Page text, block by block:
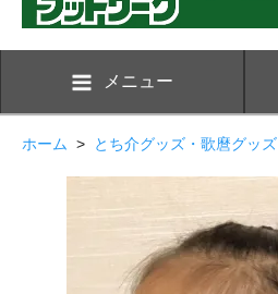
メニュー
ホーム > とち介グッズ・歌麿グッズ